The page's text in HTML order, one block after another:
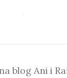
blog Ani i